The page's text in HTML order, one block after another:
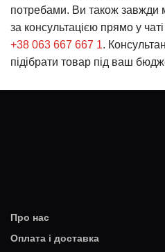
потребами. Ви також завжди
за консультацією прямо у
+38 063 667 667 1.
підібрати товар під ваш
Про нас
Оплата і доставка